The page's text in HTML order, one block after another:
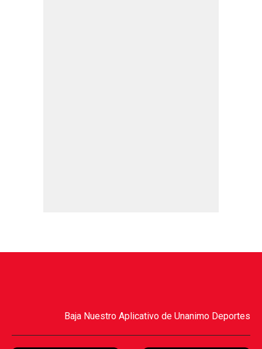
Baja Nuestro Aplicativo de Unanimo Deportes